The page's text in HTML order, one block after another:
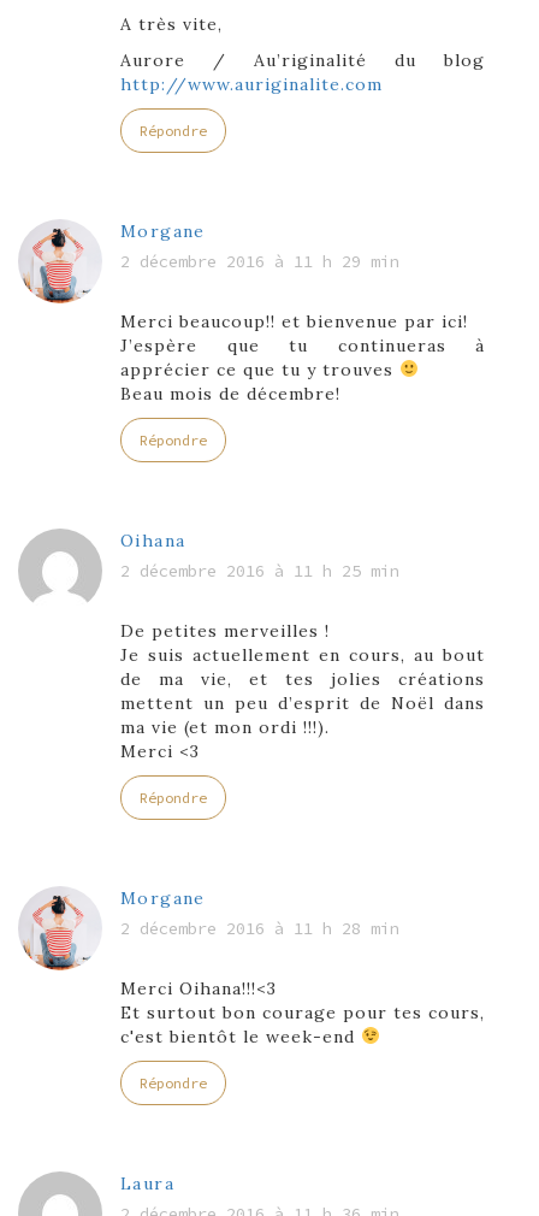
A très vite,
Aurore / Au’riginalité du blog
http://www.auriginalite.com
Répondre
Morgane
2 décembre 2016 à 11 h 29 min
Merci beaucoup!! et bienvenue par ici!
J’espère que tu continueras à
apprécier ce que tu y trouves
Beau mois de décembre!
Répondre
Oihana
2 décembre 2016 à 11 h 25 min
De petites merveilles !
Je suis actuellement en cours, au bout
de ma vie, et tes jolies créations
mettent un peu d’esprit de Noël dans
ma vie (et mon ordi !!!).
Merci <3
Répondre
Morgane
2 décembre 2016 à 11 h 28 min
Merci Oihana!!!<3
Et surtout bon courage pour tes cours,
c'est bientôt le week-end
Répondre
Laura